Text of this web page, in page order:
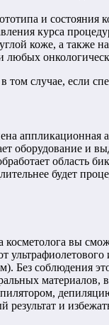
и
курса
коже, а также
любых
случае, если
оборудование и
будет
косметолога вы
Без соблюдения
и